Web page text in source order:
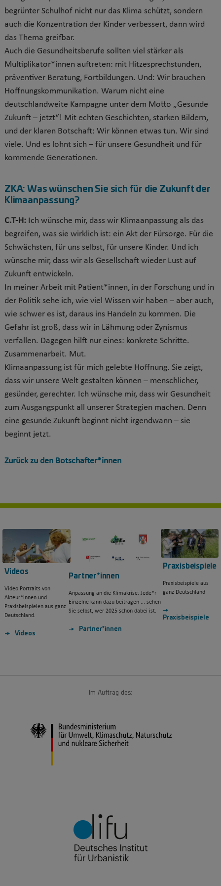
begrünter Schulhof nicht nur das Klima schützt, sondern
auch die Konzentration der Kinder verbessert, dann wird
das Thema greifbar.
Auch die Gesundheitsberufe sollten viel stärker als
Multiplikator*innen auftreten: mit Hitzesprechstunden,
präventiver Beratung, Fortbildungen. Und: Wir brauchen
Hoffnungskommunikation. Warum nicht eine
deutschlandweite Kampagne unter dem Motto „Gesunde
Zukunft – jetzt“! Mit echten Geschichten, starken Bildern,
und der klaren Botschaft: Wir können etwas tun. Wir sind
viele. Und es lohnt sich – für unsere Gesundheit und für
kommende Generationen.
ZKA:Was wünschen Sie sich für die Zukunft der
Klimaanpassung?
C.T-H: Ich wünsche mir, dass wir Klimaanpassung als das
begreifen, was sie wirklich ist: ein Akt der Fürsorge. Für die
Schwächsten, für uns selbst, für unsere Kinder. Und ich
wünsche mir, dass wir als Gesellschaft wieder Lust auf
Zukunft entwickeln.
In meiner Arbeit mit Patient*innen, in der Forschung und in
der Politik sehe ich, wie viel Wissen wir haben – aber auch,
wie schwer es ist, daraus ins Handeln zu kommen. Die
Gefahr ist groß, dass wir in Lähmung oder Zynismus
verfallen. Dagegen hilft nur eines: konkrete Schritte.
Zusammenarbeit. Mut.
Klimaanpassung ist für mich gelebte Hoffnung. Sie zeigt,
dass wir unsere Welt gestalten können – menschlicher,
gesünder, gerechter. Ich wünsche mir, dass wir Gesundheit
zum Ausgangspunkt all unserer Strategien machen. Denn
eine gesunde Zukunft beginnt nicht irgendwann – sie
beginnt jetzt.
Zurück zu den Botschafter*innen
Videos
Video Portraits von
Akteur*innen und
Praxisbeispielen aus ganz
Deutschland.
Videos
Partner*innen
Anpassung an die Klimakrise: Jede*r
Einzelne kann dazu beitragen ... sehen
Sie selbst, wer 2025 schon dabei ist.
Partner*innen
Praxisbeispiele
Praxisbeispiele aus
ganz Deutschland
Praxisbeispiele
Im Auftrag des: